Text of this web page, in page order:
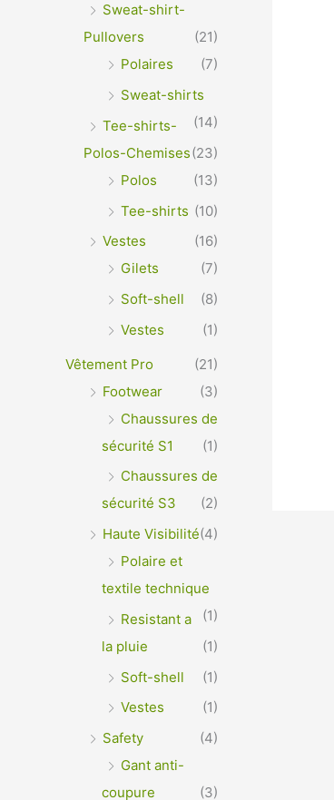
Sweat-shirt-
Pullovers
(21)
Polaires
(7)
Sweat-shirts
(14)
Tee-shirts-
Polos-Chemises(23)
Polos
(13)
Tee-shirts (10)
Vestes
(16)
Gilets
(7)
Soft-shell
(8)
Vestes
(1)
Vêtement Pro
(21)
Footwear
(3)
Chaussures de
sécurité S1
(1)
Chaussures de
sécurité S3
(2)
Haute Visibilité(4)
Polaire et
textile technique
(1)
Resistant a
la pluie
(1)
Soft-shell
(1)
Vestes
(1)
Safety
(4)
Gant anti-
coupure
(3)